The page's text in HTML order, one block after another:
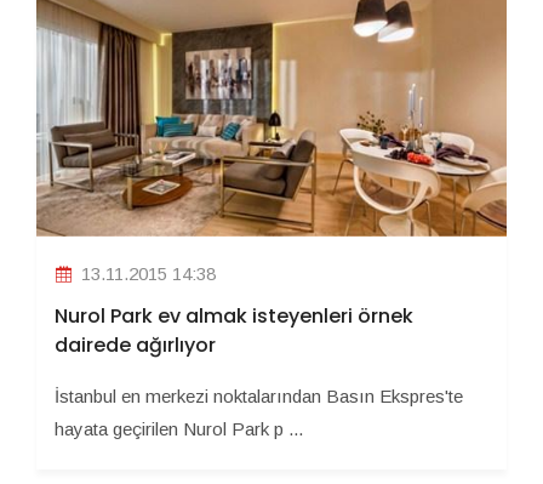
13.11.2015 14:38
Nurol Park ev almak isteyenleri örnek
dairede ağırlıyor
İstanbul en merkezi noktalarından Basın Ekspres'te
hayata geçirilen Nurol Park p ...